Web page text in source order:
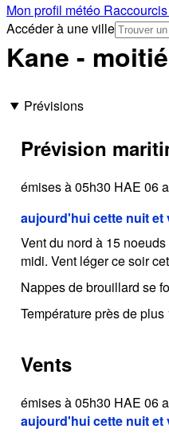
Mon profil météo
Accéder à une ville
Kane -
Prévisions
Prévision
émises à 05h30 HAE 06
aujourd'hui cette nuit et
Vent du nord à 15
midi. Vent léger ce soir
Nappes de brouillard se
Température près de plus
Vents
émises à 05h30 HAE 06
aujourd'hui cette nuit et